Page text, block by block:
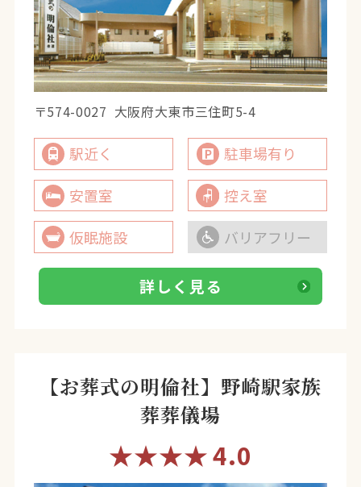
〒574-0027 大阪府大東市三住町5-4
駅近く
駐車場有り
安置室
控え室
仮眠施設
バリアフリー
詳しく見る
【お葬式の明倫社】野崎駅家族
葬葬儀場
★★★★4.0